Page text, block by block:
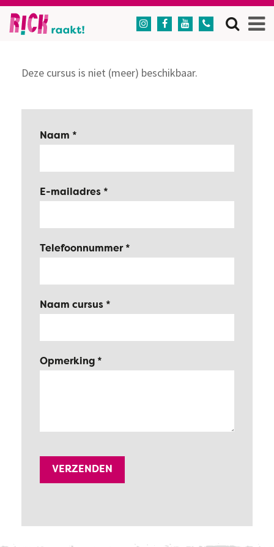
   
Deze cursus is niet (meer) beschikbaar.
Naam
E-mailadres
Telefoonnummer
Naam cursus
Opmerking